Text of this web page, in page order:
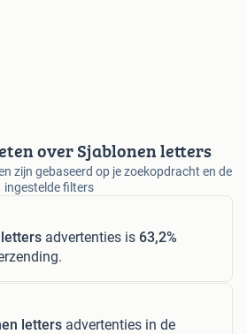
over Sjablonen letters
zijn gebaseerd op je zoekopdracht en de
ingestelde filters
advertenties is 63,2%
letters advertenties in de